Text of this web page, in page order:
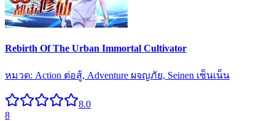
Rebirth Of The Urban Immortal Cultivator
หมวด: Action ต่อสู้, Adventure ผจญภัย, Seinen เซ็นเน็น
8.0
8